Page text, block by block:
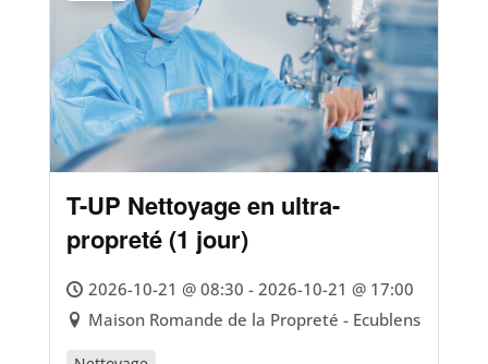
T-UP Nettoyage en ultra-
propreté (1 jour)
2026-10-21 @ 08:30 - 2026-10-21 @ 17:00
Maison Romande de la Propreté - Ecublens